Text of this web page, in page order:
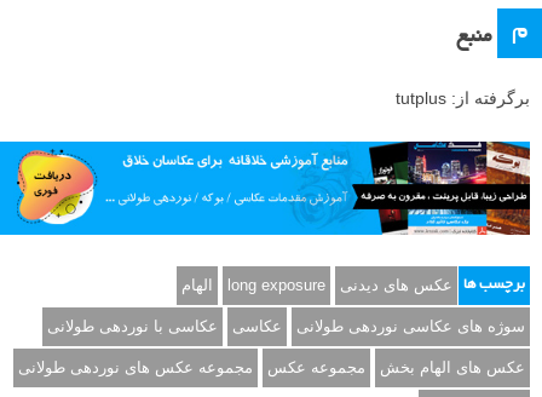
م منبع
برگرفته از: tutplus
برچسب ها عکس های دیدنی long exposure الهام
سوژه های عکاسی نوردهی طولانی عکاسی عکاسی با نوردهی طولانی
عکس های الهام بخش مجموعه عکس مجموعه عکس های نوردهی طولانی